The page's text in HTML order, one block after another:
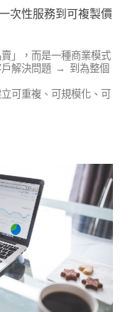
次性服務到可複製價
」，而是一種商業模式
戶解決問題 → 到為整個
可重複、可規模化、可